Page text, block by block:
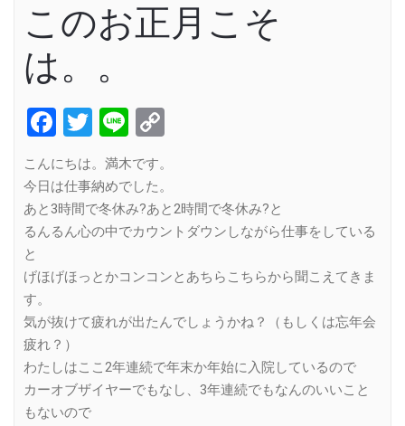
このお正月こそ
は。。
Facebook
Twitter
Line
こんにちは。満木です。
今日は仕事納めでした。
あと3時間で冬休み?あと2時間で冬休み?と
るんるん心の中でカウントダウンしながら仕事をしている
と
げほげほっとかコンコンとあちらこちらから聞こえてきま
す。
気が抜けて疲れが出たんでしょうかね？（もしくは忘年会
疲れ？）
わたしはここ2年連続で年末か年始に入院しているので
カーオブザイヤーでもなし、3年連続でもなんのいいこと
もないので